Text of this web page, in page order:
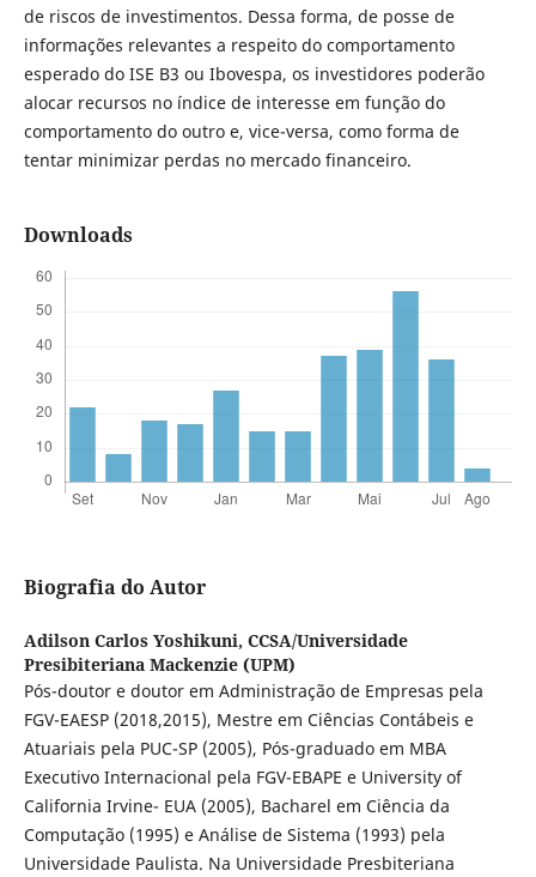
de riscos de investimentos. Dessa forma, de posse de
informações relevantes a respeito do comportamento
esperado do ISE B3 ou Ibovespa, os investidores poderão
alocar recursos no índice de interesse em função do
comportamento do outro e, vice-versa, como forma de
tentar minimizar perdas no mercado financeiro.
Downloads
Biografia do Autor
Adilson Carlos Yoshikuni, CCSA/Universidade
Presibiteriana Mackenzie (UPM)
Pós-doutor e doutor em Administração de Empresas pela
FGV-EAESP (2018,2015), Mestre em Ciências Contábeis e
Atuariais pela PUC-SP (2005), Pós-graduado em MBA
Executivo Internacional pela FGV-EBAPE e University of
California Irvine- EUA (2005), Bacharel em Ciência da
Computação (1995) e Análise de Sistema (1993) pela
Universidade Paulista. Na Universidade Presbiteriana